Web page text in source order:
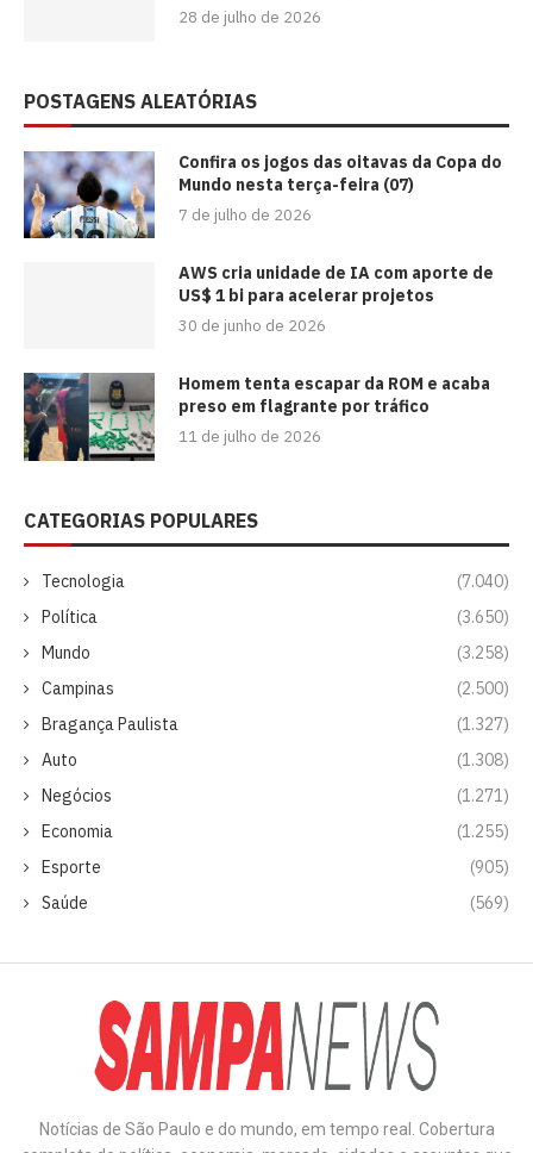
28 de julho de 2026
POSTAGENS ALEATÓRIAS
Confira os jogos das oitavas da Copa do
Mundo nesta terça-feira (07)
7 de julho de 2026
AWS cria unidade de IA com aporte de
US$ 1 bi para acelerar projetos
30 de junho de 2026
Homem tenta escapar da ROM e acaba
preso em flagrante por tráfico
11 de julho de 2026
CATEGORIAS POPULARES
Tecnologia
(7.040)
Política
(3.650)
Mundo
(3.258)
Campinas
(2.500)
Bragança Paulista
(1.327)
Auto
(1.308)
Negócios
(1.271)
Economia
(1.255)
Esporte
(905)
Saúde
(569)
Notícias de São Paulo e do mundo, em tempo real. Cobertura